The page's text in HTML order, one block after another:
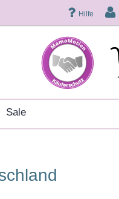
Hilfe
sale